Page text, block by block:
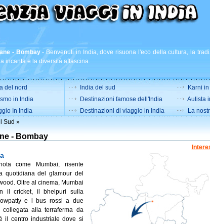
- Bombay-Benvenuti in India, dove risuona l'eco della cultura, la
incanta e la diversità affascina.
del nord
in India
In India
India del sud
Destinazioni famose dell'India
Destinazioni di viaggio in India
Karni
Autista
La
Sud »
- Bombay
come Mumbai, risente
quotidiana del glamour del
Oltre al cinema, Mumbai
il cricket, il bhelpuri sulla
e i bus rossi a due
alla terraferma da
il centro industriale dove si